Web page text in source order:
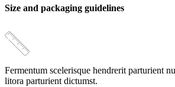
quantity
Size and packaging guidelines
Fermentum scelerisque hendrerit parturient
litora parturient dictumst.